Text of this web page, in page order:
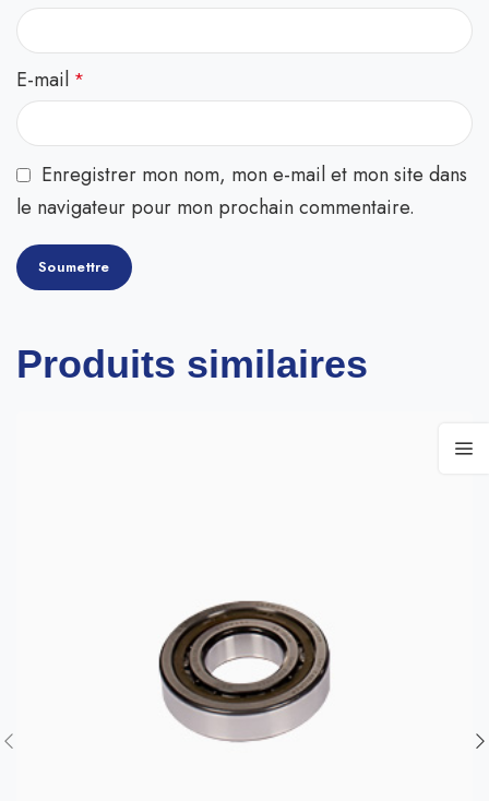
E-mail *
Enregistrer mon nom, mon e-mail et mon site dans
le navigateur pour mon prochain commentaire.
Produits similaires